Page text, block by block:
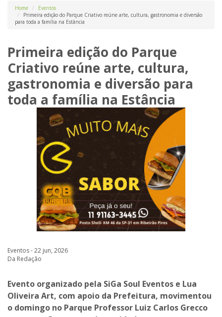
Home
Eventos
Primeira edição do Parque Criativo reúne arte, cultura, gastronomia e diversão
para toda a família na Estância
Primeira edição do Parque
Criativo reúne arte, cultura,
gastronomia e diversão para
toda a família na Estância
Eventos - 22 jun, 2026
Da Redação
Evento organizado pela SiGa Soul Eventos e Lua
Oliveira Art, com apoio da Prefeitura, movimentou
o domingo no Parque Professor Luiz Carlos Grecco